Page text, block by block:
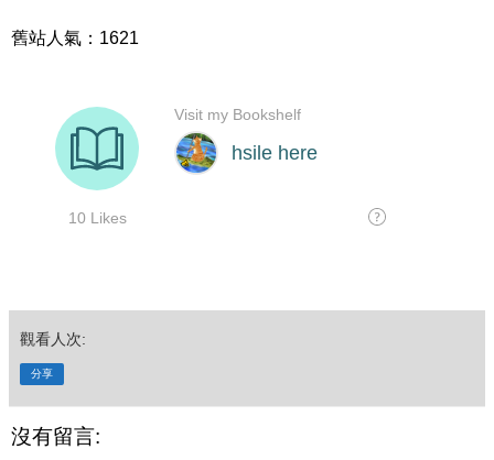
舊站人氣：1621
觀看人次:
分享
沒有留言: